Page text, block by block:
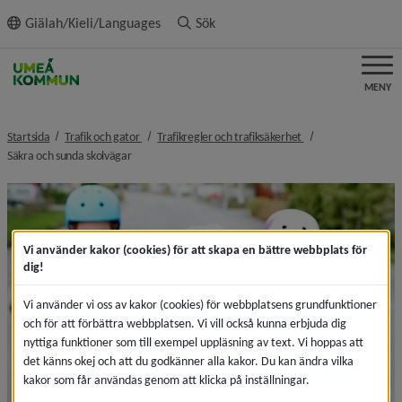
innehållet
Giälah/Kieli/Languages Sök
MENY
Startsida Trafik och gator nivå i brödsmulenavigeringen
Trafikregler och trafiksäkerhet
nivå i
Säkra och sunda skolvägarnivå i brödsmulenavigeringen
Vi använder kakor (cookies) för att skapa en bättre webbplats för
dig!
Vi använder vi oss av kakor (cookies) för webbplatsens grundfunktioner
och för att förbättra webbplatsen. Vi vill också kunna erbjuda dig
nyttiga funktioner som till exempel uppläsning av text. Vi hoppas att
det känns okej och att du godkänner alla kakor. Du kan ändra vilka
kakor som får användas genom att klicka på inställningar.